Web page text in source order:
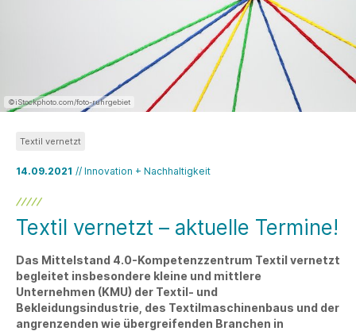
©iStockphoto.com/foto-ruhrgebiet
14.09.2021 // Innovation + Nachhaltigkeit
Textil vernetzt
Textil vernetzt – aktuelle Termine!
Das Mittelstand 4.0-Kompetenzzentrum Textil vernetzt
begleitet insbesondere kleine und mittlere
Unternehmen (KMU) der Textil- und
Bekleidungsindustrie, des Textilmaschinenbaus und der
angrenzenden wie übergreifenden Branchen in